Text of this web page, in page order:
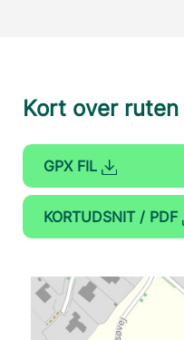
Kort over ruten
GPX FIL
KORTUDSNIT / PDF